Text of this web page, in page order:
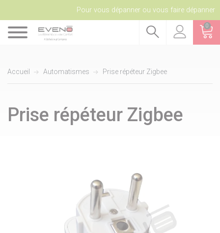
Pour vous dépanner ou vous faire dépanner
0
Accueil Automatismes Prise répéteur Zigbee
Prise répéteur Zigbee